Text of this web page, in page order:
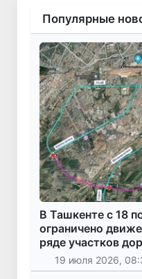
Популярные
В Ташкенте с 18
ограничено
ряде участков
19 июля 2026,